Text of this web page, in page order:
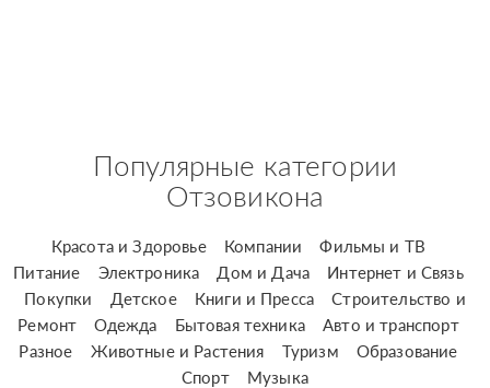
Популярные категории
Отзовикона
Красота и Здоровье Компании
Фильмы и ТВ
Питание
Электроника Дом и Дача
Интернет и Связь
Покупки
Детское Книги и Пресса
Строительство и
Ремонт
Одежда Бытовая техника
Авто и транспорт
Разное
Животные и Растения Туризм
Образование
Спорт
Музыка